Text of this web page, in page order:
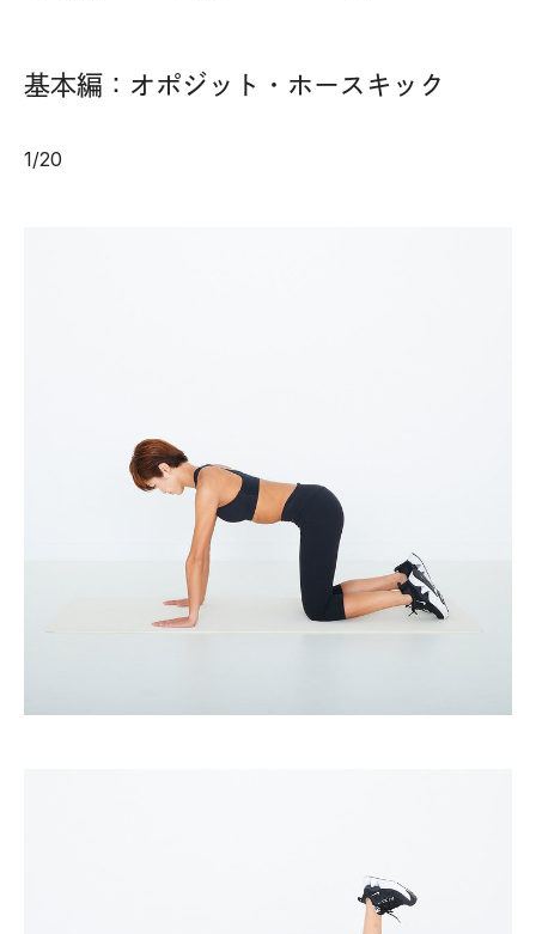
基本編：オポジット・ホースキック
1/20